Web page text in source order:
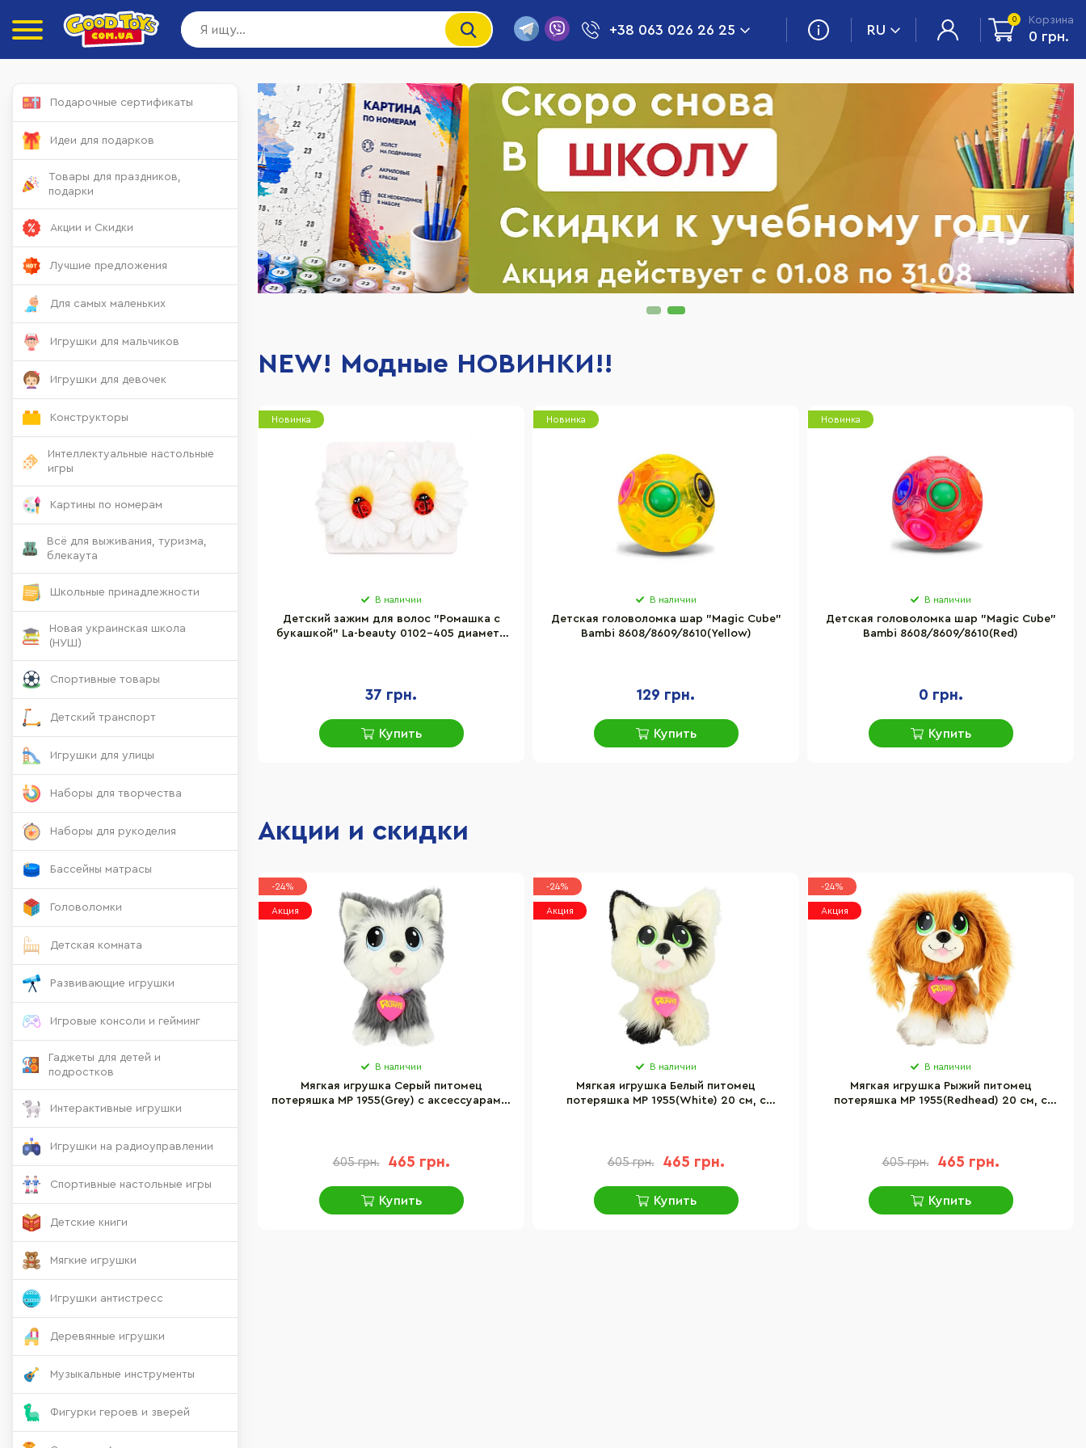
+38 063 026 26 25 RU
0 Корзина
0 грн.
Подарочные сертификаты
Идеи для подарков
Товары для праздников,
подарки
Акции и Скидки
Лучшие предложения
Для самых маленьких
Игрушки для мальчиков
Игрушки для девочек
Конструкторы
Интеллектуальные настольные
игры
Картины по номерам
Всё для выживания, туризма,
блекаута
Школьные принадлежности
Новая украинская школа
(НУШ)
Спортивные товары
Детский транспорт
Игрушки для улицы
Наборы для творчества
Наборы для рукоделия
Бассейны матрасы
Головоломки
Детская комната
Развивающие игрушки
Игровые консоли и гейминг
Гаджеты для детей и
подростков
Интерактивные игрушки
Игрушки на радиоуправлении
Спортивные настольные игры
Детские книги
Мягкие игрушки
Игрушки антистресс
Деревянные игрушки
Музыкальные инструменты
Фигурки героев и зверей
NEW! Модные НОВИНКИ!!
Новинка
В наличии
Детский зажим для волос "Ромашка с
букашкой" La-beauty 0102-405 диаметр
37 грн.
Купить
Новинка
В наличии
Детская головоломка шар "Magic Cube"
Bambi 8608/8609/8610(Yellow)
129 грн.
Купить
Новинка
В наличии
Детская головоломка шар "Magic Cube"
Bambi 8608/8609/8610(Red)
0 грн.
Купить
Акции и скидки
-24%
Акция
В наличии
Мягкая игрушка Серый питомец
потеряшка MP 1955(Grey) с аксессуарами,
605 грн. 465 грн.
Купить
-24%
Акция
В наличии
Мягкая игрушка Белый питомец
потеряшка MP 1955(White) 20 см, с
605 грн. 465 грн.
Купить
-24%
Акция
В наличии
Мягкая игрушка Рыжий питомец
потеряшка MP 1955(Redhead) 20 см, с
605 грн. 465 грн.
Купить